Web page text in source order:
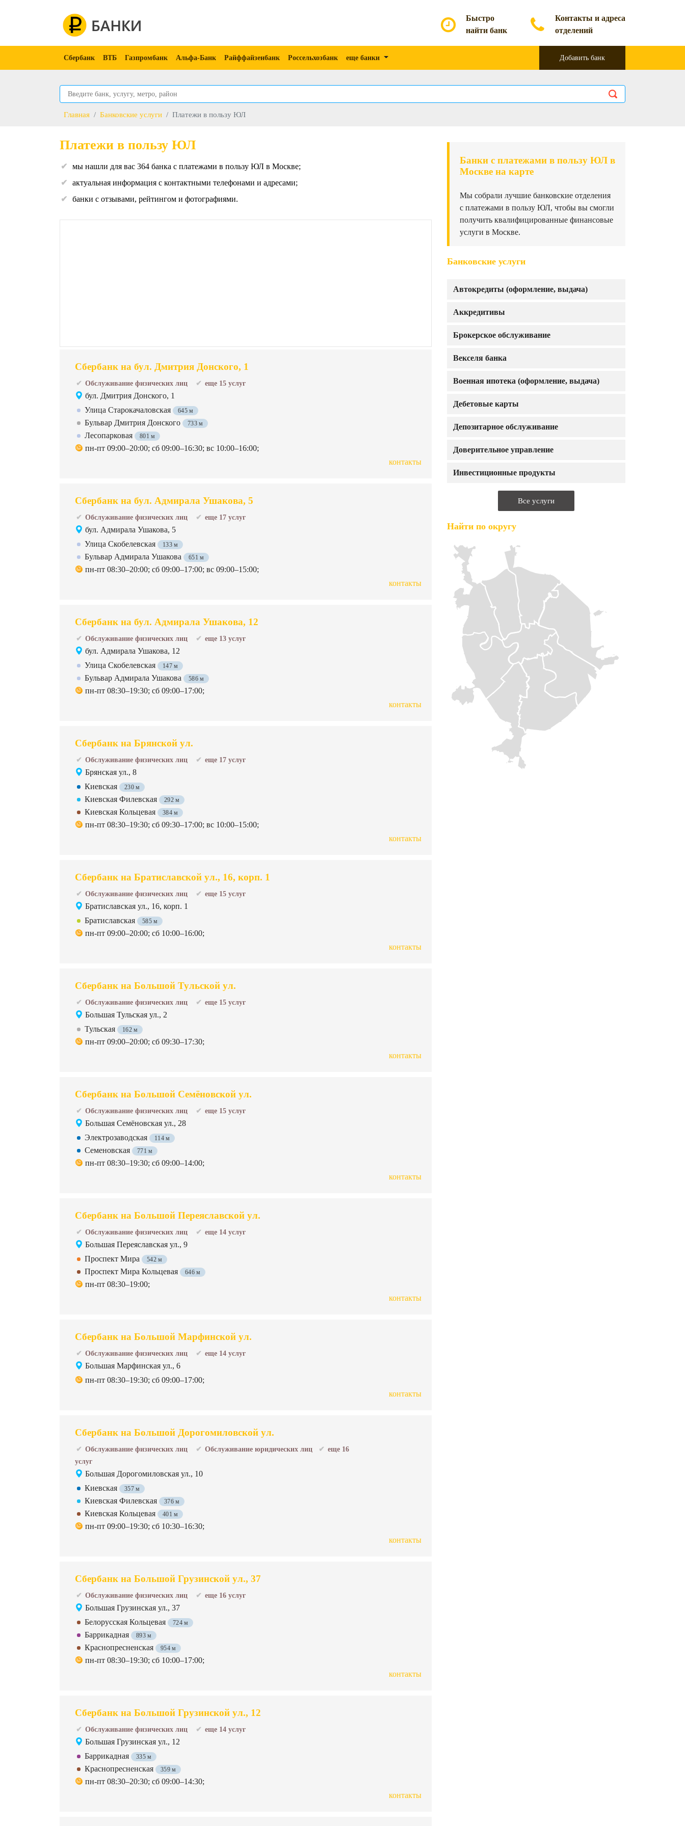
Быстро
найти банк
Контакты и адреса
отделений
Сбербанк ВТБ Газпромбанк Альфа-Банк Райффайзенбанк Россельхозбанк еще банки Добавить банк
Главная Банковские услуги Платежи в пользу ЮЛ
Банки с платежами в пользу ЮЛ в
Москве на карте
Мы собрали лучшие банковские отделения
с платежами в пользу ЮЛ, чтобы вы смогли
получить квалифицированные финансовые
услуги в Москве.
Банковские услуги
Автокредиты (оформление, выдача)
Аккредитивы
Брокерское обслуживание
Векселя банка
Военная ипотека (оформление, выдача)
Дебетовые карты
Депозитарное обслуживание
Доверительное управление
Инвестиционные продукты
Все услуги
Найти по округу
Платежи в пользу ЮЛ
мы нашли для вас 364 банка с платежами в пользу ЮЛ в Москве;
актуальная информация с контактными телефонами и адресами;
банки с отзывами, рейтингом и фотографиями.
Сбербанк на бул. Дмитрия Донского, 1
Обслуживание физических лиц еще 15 услуг
бул. Дмитрия Донского, 1
Улица Старокачаловская
645 м
Бульвар Дмитрия Донского 733 м
Лесопарковая 801 м
пн-пт 09:00–20:00; сб 09:00–16:30; вс 10:00–16:00;
контакты
Сбербанк на бул. Адмирала Ушакова, 5
Обслуживание физических лиц еще 17 услуг
бул. Адмирала Ушакова, 5
Улица Скобелевская
133 м
Бульвар Адмирала Ушакова 651 м
пн-пт 08:30–20:00; сб 09:00–17:00; вс 09:00–15:00;
контакты
Сбербанк на бул. Адмирала Ушакова, 12
Обслуживание физических лиц еще 13 услуг
бул. Адмирала Ушакова, 12
Улица Скобелевская
147 м
Бульвар Адмирала Ушакова 586 м
пн-пт 08:30–19:30; сб 09:00–17:00;
контакты
Сбербанк на Брянской ул.
Обслуживание физических лиц еще 17 услуг
Брянская ул., 8
Киевская
230 м
Киевская Филевская 292 м
Киевская Кольцевая 384 м
пн-пт 08:30–19:30; сб 09:30–17:00; вс 10:00–15:00;
контакты
Сбербанк на Братиславской ул., 16, корп. 1
Обслуживание физических лиц еще 15 услуг
Братиславская ул., 16, корп. 1
Братиславская
585 м
пн-пт 09:00–20:00; сб 10:00–16:00;
контакты
Сбербанк на Большой Тульской ул.
Обслуживание физических лиц еще 15 услуг
Большая Тульская ул., 2
Тульская
162 м
пн-пт 09:00–20:00; сб 09:30–17:30;
контакты
Сбербанк на Большой Семёновской ул.
Обслуживание физических лиц еще 15 услуг
Большая Семёновская ул., 28
Электрозаводская
114 м
Семеновская 771 м
пн-пт 08:30–19:30; сб 09:00–14:00;
контакты
Сбербанк на Большой Переяславской ул.
Обслуживание физических лиц еще 14 услуг
Большая Переяславская ул., 9
Проспект Мира
542 м
Проспект Мира Кольцевая 646 м
пн-пт 08:30–19:00;
контакты
Сбербанк на Большой Марфинской ул.
Обслуживание физических лиц еще 14 услуг
Большая Марфинская ул., 6
пн-пт 08:30–19:30; сб 09:00–17:00;
контакты
Сбербанк на Большой Дорогомиловской ул.
Обслуживание физических лиц Обслуживание юридических лиц
еще 16
услуг
Большая Дорогомиловская ул., 10
Киевская
357 м
Киевская Филевская 376 м
Киевская Кольцевая 401 м
пн-пт 09:00–19:30; сб 10:30–16:30;
контакты
Сбербанк на Большой Грузинской ул., 37
Обслуживание физических лиц еще 16 услуг
Большая Грузинская ул., 37
Белорусская Кольцевая
724 м
Баррикадная 893 м
Краснопресненская 954 м
пн-пт 08:30–19:30; сб 10:00–17:00;
контакты
Сбербанк на Большой Грузинской ул., 12
Обслуживание физических лиц еще 14 услуг
Большая Грузинская ул., 12
Баррикадная
335 м
Краснопресненская 359 м
пн-пт 08:30–20:30; сб 09:00–14:30;
контакты